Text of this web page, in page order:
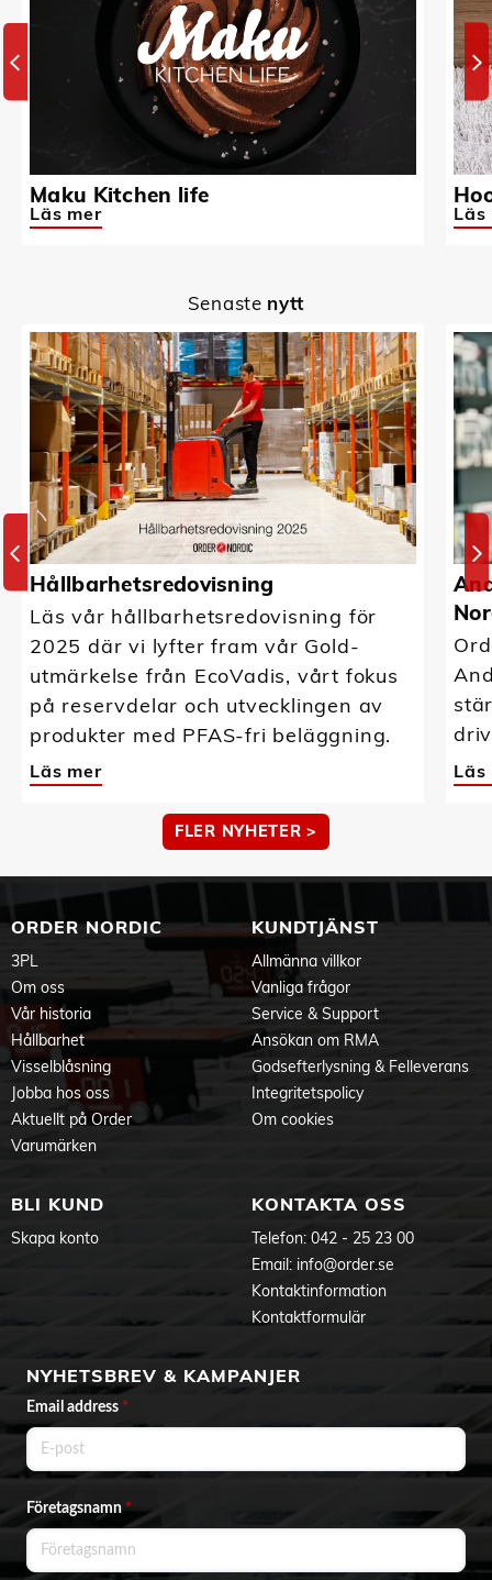
Maku Kitchen life
Läs mer Läs
Senaste nytt
Hållbarhetsredovisning
Läs vår hållbarhetsredovisning för
2025 där vi lyfter fram vår Gold-
utmärkelse från EcoVadis, vårt fokus
på reservdelar och utvecklingen av
produkter med PFAS-fri beläggning.
Läs mer Läs
FLER NYHETER >
ORDER NORDIC
3PL
Om oss
Vår historia
Hållbarhet
Visselblåsning
Jobba hos oss
Aktuellt på Order
Varumärken
KUNDTJÄNST
Allmänna villkor
Vanliga frågor
Service & Support
Ansökan om RMA
Godsefterlysning & Felleverans
Integritetspolicy
Om cookies
BLI KUND
Skapa konto
KONTAKTA OSS
Telefon: 042 - 25 23 00
Email: info@order.se
Kontaktinformation
Kontaktformulär
NYHETSBREV & KAMPANJER
Email address *
Företagsnamn*